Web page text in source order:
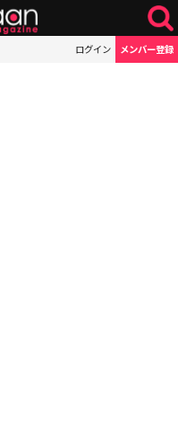
ログイン メンバー登録